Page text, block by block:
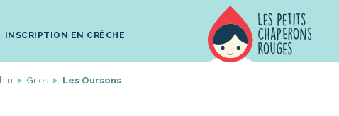
INSCRIPTION EN CRÈCHE
Gries Les Oursons